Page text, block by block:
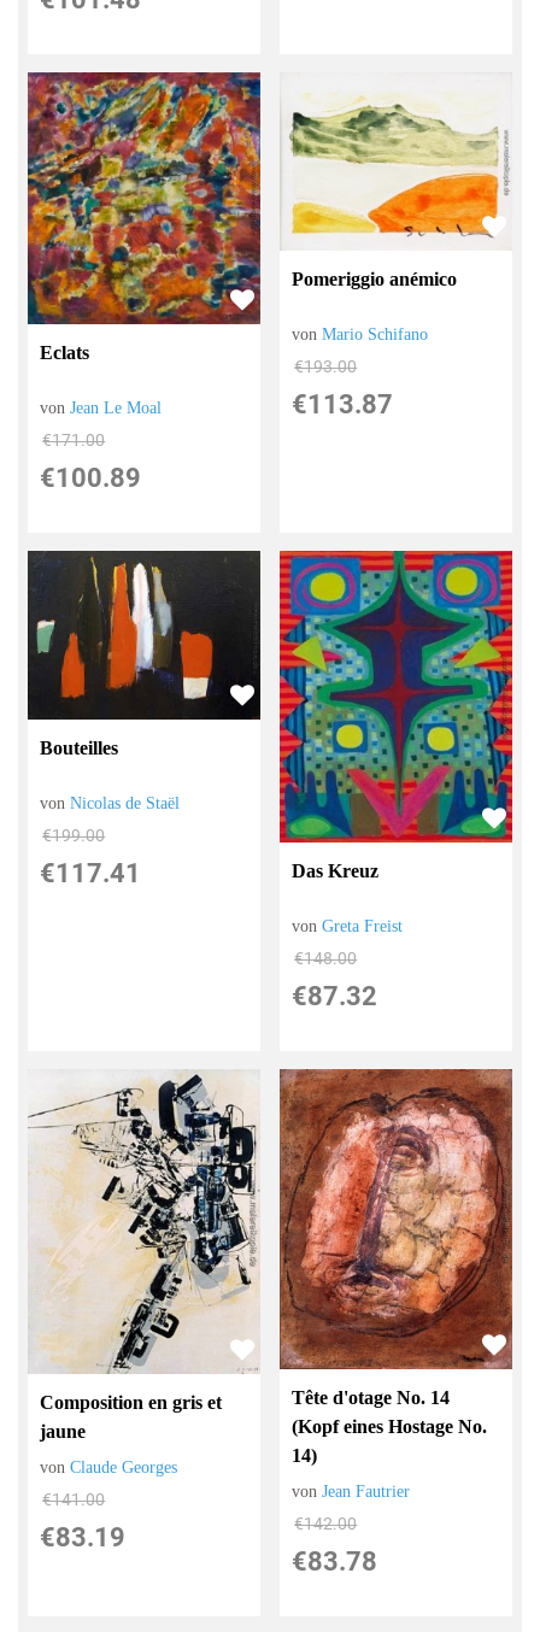
Eclats
vonJean Le Moal
€171.00
€100.89
Pomeriggio anémico
vonMario Schifano
€193.00
€113.87
Bouteilles
vonNicolas de Staël
€199.00
€117.41 Das Kreuz
vonGreta Freist
€148.00
€87.32
Composition en gris et
jaune
vonClaude Georges
€141.00
€83.19
Tête d'otage No. 14
(Kopf eines Hostage No.
14)
vonJean Fautrier
€142.00
€83.78